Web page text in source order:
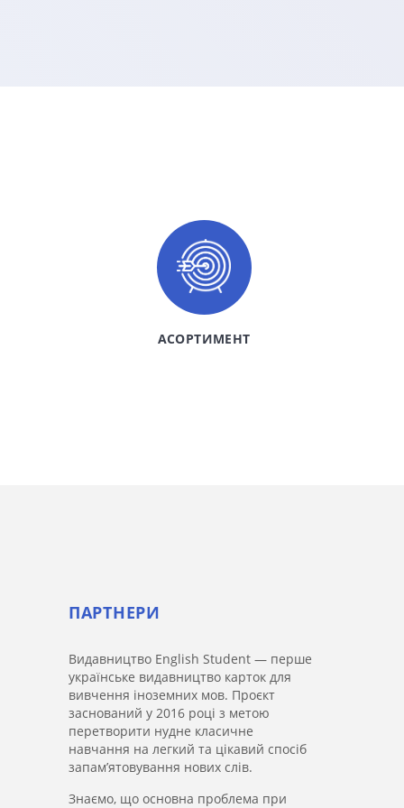
АСОРТИМЕНТ
ПАРТНЕРИ
Видавництво English Student — перше
українське видавництво карток для
вивчення іноземних мов. Проєкт
заснований у 2016 році з метою
перетворити нудне класичне
навчання на легкий та цікавий спосіб
запам’ятовування нових слів.
Знаємо, що основна проблема при